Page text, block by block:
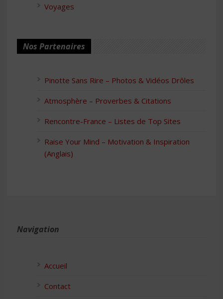
Voyages
Nos Partenaires
Pinotte Sans Rire – Photos & Vidéos Drôles
Atmosphère – Proverbes & Citations
Rencontre-France – Listes de Top Sites
Raise Your Mind – Motivation & Inspiration
(Anglais)
Navigation
Accueil
Contact